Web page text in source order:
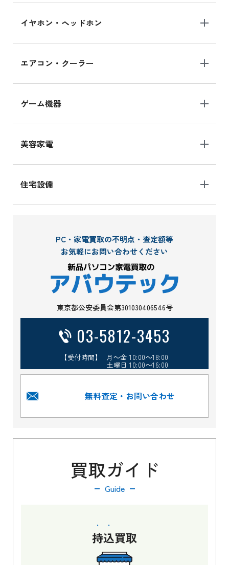
イヤホン・ヘッドホン
エアコン・クーラー
ゲーム機器
美容家電
住宅設備
PC・家電買取の不明点・査定額等
お気軽にお問い合わせください
東京都公安委員会第301030406546号
03-5812-3453
【受付時間】 月～金 10:00～18:00
土曜日 10:00～16:00
無料査定・お問い合わせ
買取ガイド
Guide
持込買取